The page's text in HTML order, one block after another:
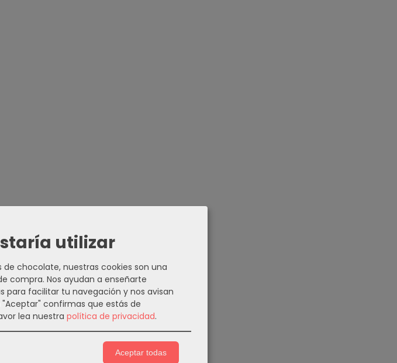
utilizar
chocolate, nuestras cookies son una
compra. Nos ayudan a enseñarte
para facilitar tu navegación y nos avisan
confirmas que estás de
lea nuestra política de privacidad.
Aceptar todas